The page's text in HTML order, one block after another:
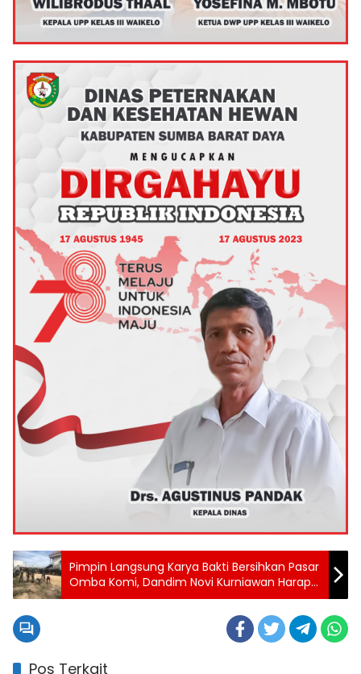
Pimpin Langsung Karya Bakti Bersihkan Pasar
Omba Komi, Dandim Novi Kurniawan Harap
Budaya Gotong Royong Dilestarikan
Pos Terkait